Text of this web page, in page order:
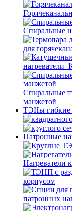
Спиральные
для
Спиральные
манжетой
ТЭНы гибкие
Патронные
Нагреватели
корпусом
патронных